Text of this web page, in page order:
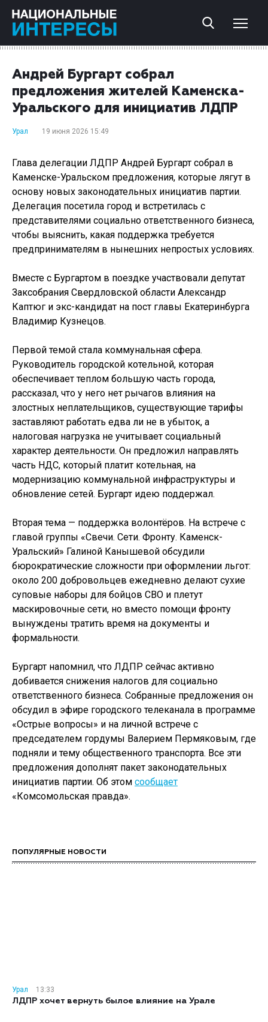
Андрей Бургарт собрал
предложения жителей Каменска-
Уральского для инициатив ЛДПР
Урал 19 июня 2026 15:49
Глава делегации ЛДПР Андрей Бургарт собрал в
Каменске-Уральском предложения, которые лягут в
основу новых законодательных инициатив партии.
Делегация посетила город и встретилась с
представителями социально ответственного бизнеса,
чтобы выяснить, какая поддержка требуется
предпринимателям в нынешних непростых условиях.
Вместе с Бургартом в поездке участвовали депутат
Заксобрания Свердловской области Александр
Каптюг и экс-кандидат на пост главы Екатеринбурга
Владимир Кузнецов.
Первой темой стала коммунальная сфера.
Руководитель городской котельной, которая
обеспечивает теплом большую часть города,
рассказал, что у него нет рычагов влияния на
злостных неплательщиков, существующие тарифы
заставляют работать едва ли не в убыток, а
налоговая нагрузка не учитывает социальный
характер деятельности. Он предложил направлять
часть НДС, который платит котельная, на
модернизацию коммунальной инфраструктуры и
обновление сетей. Бургарт идею поддержал.
Вторая тема — поддержка волонтёров. На встрече с
главой группы «Свечи. Сети. Фронту. Каменск-
Уральский» Галиной Канышевой обсудили
бюрократические сложности при оформлении льгот:
около 200 добровольцев ежедневно делают сухие
суповые наборы для бойцов СВО и плетут
маскировочные сети, но вместо помощи фронту
вынуждены тратить время на документы и
формальности.
Бургарт напомнил, что ЛДПР сейчас активно
добивается снижения налогов для социально
ответственного бизнеса. Собранные предложения он
обсудил в эфире городского телеканала в программе
«Острые вопросы» и на личной встрече с
председателем гордумы Валерием Пермяковым, где
подняли и тему общественного транспорта. Все эти
предложения дополнят пакет законодательных
инициатив партии. Об этом сообщает
«Комсомольская правда».
ПОПУЛЯРНЫЕ НОВОСТИ
Урал
13:33
ЛДПР хочет вернуть былое влияние на Урале